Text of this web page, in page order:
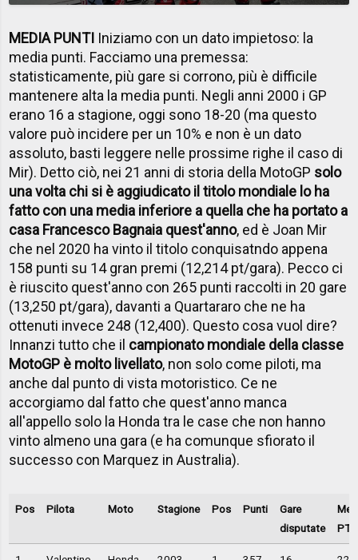
MEDIA PUNTI Iniziamo con un dato impietoso: la
media punti. Facciamo una premessa:
statisticamente, più gare si corrono, più è difficile
mantenere alta la media punti. Negli anni 2000 i GP
erano 16 a stagione, oggi sono 18-20 (ma questo
valore può incidere per un 10% e non è un dato
assoluto, basti leggere nelle prossime righe il caso di
Mir). Detto ciò, nei 21 anni di storia della MotoGP solo
una volta chi si è aggiudicato il titolo mondiale lo ha
fatto con una media inferiore a quella che ha portato a
casa Francesco Bagnaia quest'anno, ed è Joan Mir
che nel 2020 ha vinto il titolo conquisatndo appena
158 punti su 14 gran premi (12,214 pt/gara). Pecco ci
è riuscito quest'anno con 265 punti raccolti in 20 gare
(13,250 pt/gara), davanti a Quartararo che ne ha
ottenuti invece 248 (12,400). Questo cosa vuol dire?
Innanzi tutto che il campionato mondiale della classe
MotoGP è molto livellato, non solo come piloti, ma
anche dal punto di vista motoristico. Ce ne
accorgiamo dal fatto che quest'anno manca
all'appello solo la Honda tra le case che non hanno
vinto almeno una gara (e ha comunque sfiorato il
successo con Marquez in Australia).
Pos Pilota Moto Stagione Pos Punti
Gare
disputate
PT/